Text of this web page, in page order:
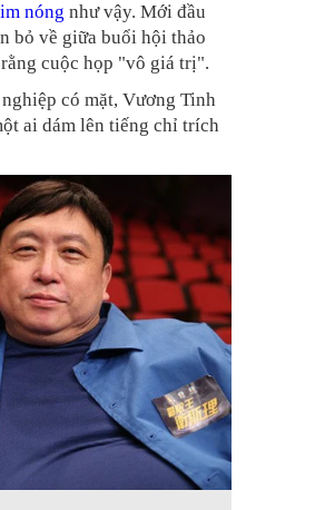
nóng như vậy. Mới đầu
bỏ về giữa buổi hội thảo
cuộc họp "vô giá trị".
có mặt, Vương Tinh
ai dám lên tiếng chỉ trích